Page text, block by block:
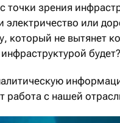
точки зрения
или
который не вытянет
будет?
работа с нашей